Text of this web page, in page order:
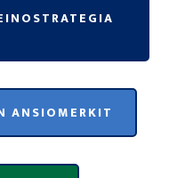
ANSIOMERKIT